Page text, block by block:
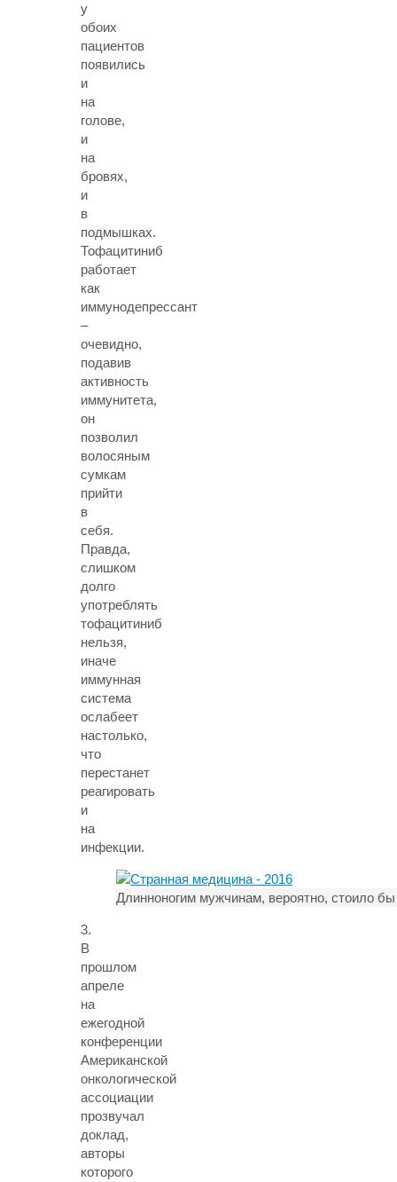
у
обоих
пациентов
появились
и
на
голове,
и
на
бровях,
и
в
подмышках.
Тофацитиниб
работает
как
иммунодепрессант
–
очевидно,
подавив
активность
иммунитета,
он
позволил
волосяным
сумкам
прийти
в
себя.
Правда,
слишком
долго
употреблять
тофацитиниб
нельзя,
иначе
иммунная
система
ослабеет
настолько,
что
перестанет
реагировать
и
на
инфекции.
Длинноногим мужчинам, вероятно, стоило
3.
В
прошлом
апреле
на
ежегодной
конференции
Американской
онкологической
ассоциации
прозвучал
доклад,
авторы
которого